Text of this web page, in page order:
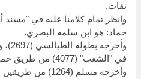
ثقات.
وانظر تمام كلامنا عليه في "مسند
حماد: هو ابن سلمة البصري.
في "الشعب" (4077) من طريق حماد، بهذا الإسناد.
وأخرجه مسلم (1264) من طريقين عن أبي الطفيل، به.